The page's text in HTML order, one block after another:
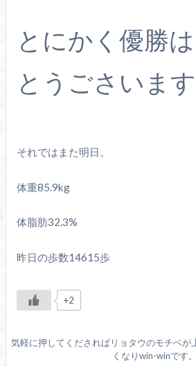
とにかく優勝
とうごさいます
それではまた明日。
体重85.9kg
体脂肪32.3%
昨日の歩数14615歩
+2
気軽に押してくださればリョタウのモチベが
くなりwin-winです。